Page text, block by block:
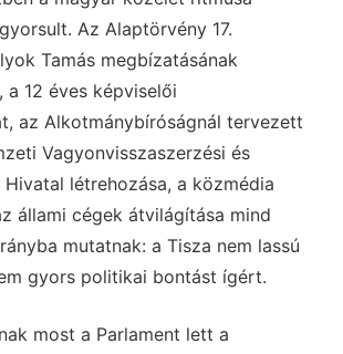
Az Alaptörvény 17.
Tamás megbízatásának
a 12 éves képviselői
az Alkotmánybíróságnál tervezett
Vagyonvisszaszerzési és
létrehozása, a közmédia
állami cégek átvilágítása mind
mutatnak: a Tisza nem lassú
gyors politikai bontást ígért.
most a Parlament lett a